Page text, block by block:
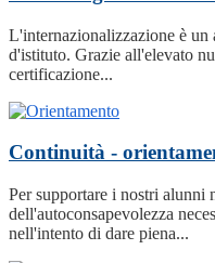
L'internazionalizzazione è un
d'istituto. Grazie all'elevato
certificazione...
Continuità -
Per supportare i nostri alunni
dell'autoconsapevolezza
nell'intento di dare piena...